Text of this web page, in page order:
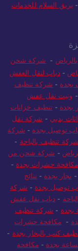
- بريق السلام للخدمات
- شركة شحن
-دباب لنقل العفش
بجدة - شركة تنظيف
- ونيت نقل عفش
بجدة - تنظيف خزانات
بدبي - شركة نقل
توصيل بجدة - شركة
شركة تنظيف بالباحة -
- شركة شحن من
مكافحة حشرات بجدة -
- نجار بجدة - نتائج
توصيل بجدة - شركة
- دباب نقل عفش
بجدة - شركة تنظيف
- مكافحة حشرات
كنب بالبخار بجدة -
بجدة - مكافحة